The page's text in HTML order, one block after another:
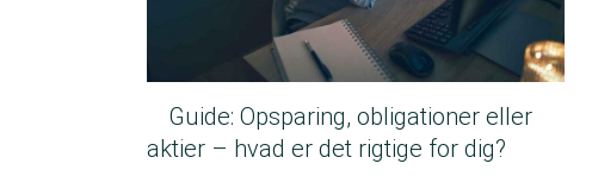
Guide: Opsparing, obligationer eller
aktier – hvad er det rigtige for dig?